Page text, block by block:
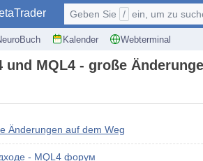
Kalender Webterminal
Geben Sie / ein, um zu suchen:
MQL4 - große
Änderungen auf dem Weg
- MQL4 форум